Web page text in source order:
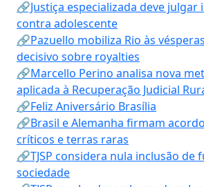
🔗Justiça especializada deve julgar
contra adolescente
🔗Pazuello mobiliza Rio às
decisivo sobre royalties
🔗Marcello Perino analisa nova
aplicada à Recuperação Judicial
🔗Feliz Aniversário Brasília
🔗Brasil e Alemanha firmam
críticos e terras raras
🔗TJSP considera nula inclusão de
sociedade